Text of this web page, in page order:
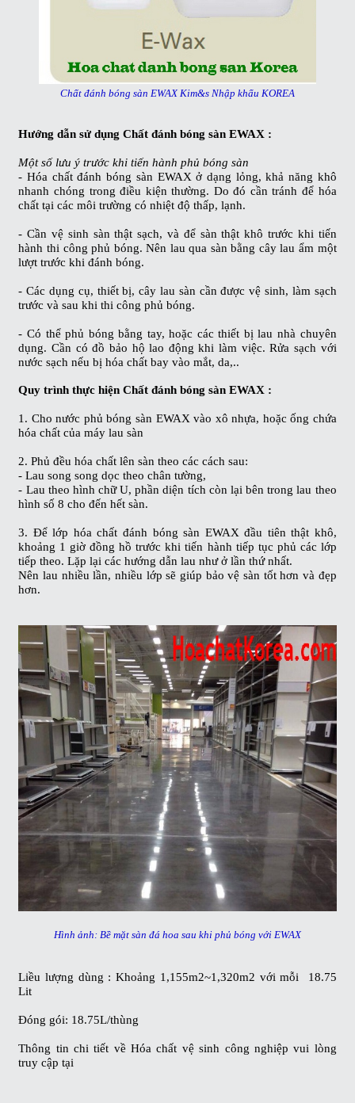
Chất đánh bóng sàn EWAX Kim&s Nhập khẩu KOREA
Hướng dẫn sử dụngChất đánh bóng sàn EWAX :
Một số lưu ý trước khi tiến hành phủ bóng sàn
-Hóa chất đánh bóng sàn EWAXở dạng lỏng, khả năng khô
nhanh chóng trong điều kiện thường. Do đó cần tránh để hóa
chất tại các môi trường có nhiệt độ thấp, lạnh.
- Cần vệ sinh sàn thật sạch, và để sàn thật khô trước khi tiến
hành thi công phủ bóng. Nên lau qua sàn bằng cây lau ẩm một
lượt trước khi đánh bóng.
- Các dụng cụ, thiết bị, cây lau sàn cần được vệ sinh, làm sạch
trước và sau khi thi công phủ bóng.
- Có thể phủ bóng bằng tay, hoặc các thiết bị lau nhà chuyên
dụng. Cần có đồ bảo hộ lao động khi làm việc. Rửa sạch với
nước sạch nếu bị hóa chất bay vào mắt, da,..
Quy trình thực hiệnChất đánh bóng sàn EWAX :
1. Chonước phủ bóng sàn EWAXvào xô nhựa, hoặc ống chứa
hóa chất của máy lau sàn
2. Phủ đều hóa chất lên sàn theo các cách sau:
- Lau song song dọc theo chân tường,
- Lau theo hình chữ U, phần diện tích còn lại bên trong lau theo
hình số 8 cho đến hết sàn.
3. Để lớp hóa chất đánh bóng sàn EWAX đầu tiên thật khô,
khoảng 1 giờ đồng hồ trước khi tiến hành tiếp tục phủ các lớp
tiếp theo. Lặp lại các hướng dẫn lau như ở lần thứ nhất.
Nên lau nhiều lần, nhiều lớp sẽ giúp bảo vệ sàn tốt hơn và đẹp
hơn.
Hình ảnh: Bề mặt sàn đá hoa sau khi phủ bóng với EWAX
Liều lượng dùng : Khoảng 1,155m2~1,320m2 với mỗi 18.75
Lit
Đóng gói: 18.75L/thùng
Thông tin chi tiết vềHóa chất vệ sinh công nghiệp vui lòng
truy cập tại